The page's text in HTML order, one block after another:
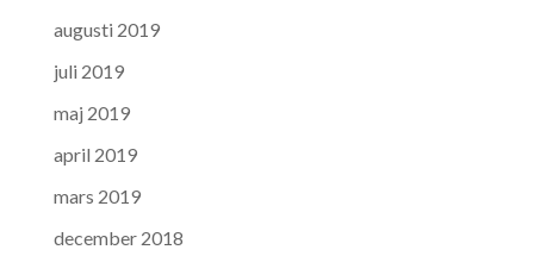
augusti 2019
juli 2019
maj 2019
april 2019
mars 2019
december 2018